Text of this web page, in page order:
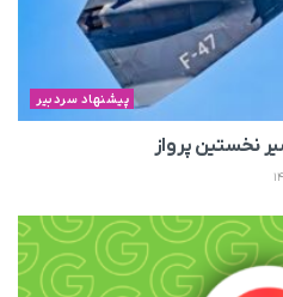
پیشنهاد سردبیر